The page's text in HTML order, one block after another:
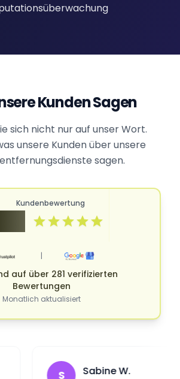
Kunden Sagen
sich nicht nur auf unser Wort.
unsere Kunden über unsere
sagen.
Kundenbewertung
|
auf über 281 verifizierten
Bewertungen
Monatlich aktualisiert
Sabine W.